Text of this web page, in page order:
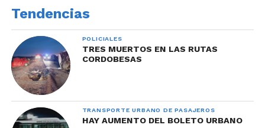
Tendencias
POLICIALES
TRES MUERTOS EN LAS RUTAS
CORDOBESAS
TRANSPORTE URBANO DE PASAJEROS
HAY AUMENTO DEL BOLETO URBANO